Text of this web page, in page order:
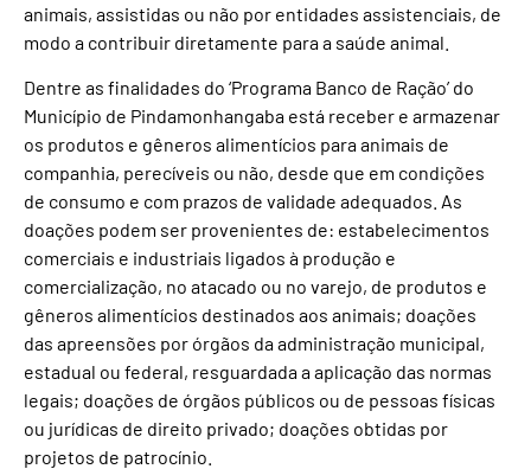
animais, assistidas ou não por entidades assistenciais, de
modo a contribuir diretamente para a saúde animal.
Dentre as finalidades do ‘Programa Banco de Ração’ do
Município de Pindamonhangaba está receber e armazenar
os produtos e gêneros alimentícios para animais de
companhia, perecíveis ou não, desde que em condições
de consumo e com prazos de validade adequados. As
doações podem ser provenientes de: estabelecimentos
comerciais e industriais ligados à produção e
comercialização, no atacado ou no varejo, de produtos e
gêneros alimentícios destinados aos animais; doações
das apreensões por órgãos da administração municipal,
estadual ou federal, resguardada a aplicação das normas
legais; doações de órgãos públicos ou de pessoas físicas
ou jurídicas de direito privado; doações obtidas por
projetos de patrocínio.